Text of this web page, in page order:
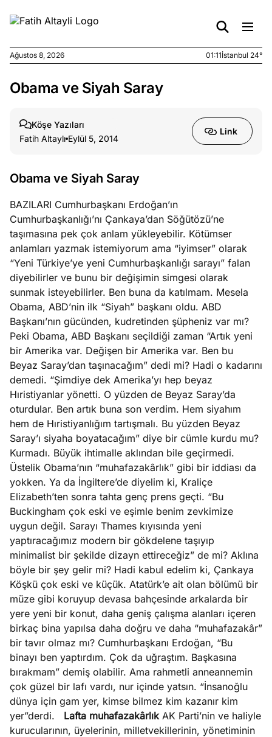
Ağustos
kirli
6, 2026
yasalar
Ağustos
5, 2026
stok
caiz
Köşe
Yazıları
Spor
Yazıları
Yazıları
Ağustos 8, 2026 01:11İstanbul 24°
Obama ve Siyah Saray
Köşe Yazıları
Fatih Altaylı Eylül 5, 2014
Link
Obama ve Siyah Saray
BAZILARI Cumhurbaşkanı Erdoğan’ın
Cumhurbaşkanlığı’nı Çankaya’dan Söğütözü’ne
taşımasına pek çok anlam yükleyebilir. Kötümser
anlamları yazmak istemiyorum ama “iyimser” olarak
“Yeni Türkiye’ye yeni Cumhurbaşkanlığı sarayı” falan
diyebilirler ve bunu bir değişimin simgesi olarak
sunmak isteyebilirler. Ben buna da katılmam. Mesela
Obama, ABD’nin ilk “Siyah” başkanı oldu. ABD
Başkanı’nın gücünden, kudretinden şüpheniz var mı?
Peki Obama, ABD Başkanı seçildiği zaman “Artık yeni
bir Amerika var. Değişen bir Amerika var. Ben bu
Beyaz Saray’dan taşınacağım” dedi mi? Hadi o kadarını
demedi. “Şimdiye dek Amerika’yı hep beyaz
Hıristiyanlar yönetti. O yüzden de Beyaz Saray’da
oturdular. Ben artık buna son verdim. Hem siyahım
hem de Hıristiyanlığım tartışmalı. Bu yüzden Beyaz
Saray’ı siyaha boyatacağım” diye bir cümle kurdu mu?
Kurmadı. Büyük ihtimalle aklından bile geçirmedi.
Üstelik Obama’nın “muhafazakârlık” gibi bir iddiası da
yokken. Ya da İngiltere’de diyelim ki, Kraliçe
Elizabeth’ten sonra tahta genç prens geçti. “Bu
Buckingham çok eski ve eşimle benim zevkimize
uygun değil. Sarayı Thames kıyısında yeni
yaptıracağımız modern bir gökdelene taşıyıp
minimalist bir şekilde dizayn ettireceğiz” de mi? Aklına
böyle bir şey gelir mi? Hadi kabul edelim ki, Çankaya
Köşkü çok eski ve küçük. Atatürk’e ait olan bölümü bir
müze gibi koruyup devasa bahçesinde arkalarda bir
yere yeni bir konut, daha geniş çalışma alanları içeren
birkaç bina yapılsa daha doğru ve daha “muhafazakâr”
bir tavır olmaz mı? Cumhurbaşkanı Erdoğan, “Bu
binayı ben yaptırdım. Çok da uğraştım. Başkasına
bırakmam” demiş olabilir. Ama rahmetli anneannemin
çok güzel bir lafı vardı, nur içinde yatsın. “İnsanoğlu
dünya için gam yer, kimse bilmez kim kazanır kim
yer”derdi. Lafta muhafazakârlıkAK Parti’nin ve haliyle
kurucularının, üyelerinin, milletvekillerinin, yönetiminin